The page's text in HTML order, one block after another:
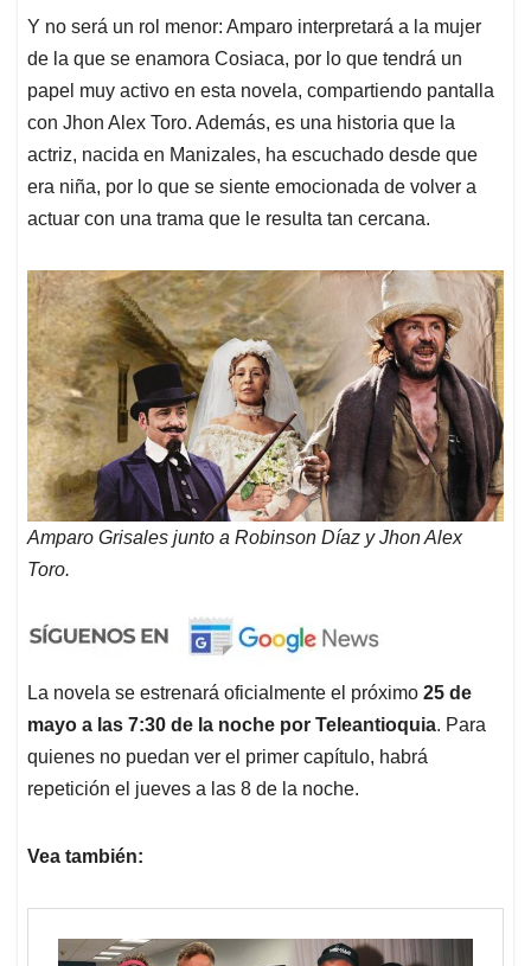
Y no será un rol menor: Amparo interpretará a la mujer
de la que se enamora Cosiaca, por lo que tendrá un
papel muy activo en esta novela, compartiendo pantalla
con Jhon Alex Toro. Además, es una historia que la
actriz, nacida en Manizales, ha escuchado desde que
era niña, por lo que se siente emocionada de volver a
actuar con una trama que le resulta tan cercana.
Amparo Grisales junto a Robinson Díaz y Jhon Alex
Toro.
La novela se estrenará oficialmente el próximo 25 de
mayo a las 7:30 de la noche por Teleantioquia. Para
quienes no puedan ver el primer capítulo, habrá
repetición el jueves a las 8 de la noche.
Vea también: